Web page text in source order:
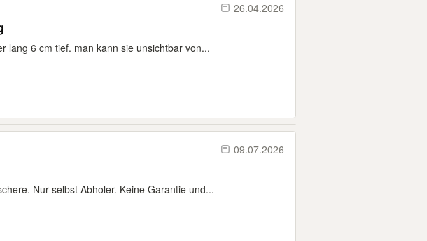
26.04.2026
lang 6 cm tief. man kann sie unsichtbar von...
09.07.2026
Nur selbst Abholer. Keine Garantie und...